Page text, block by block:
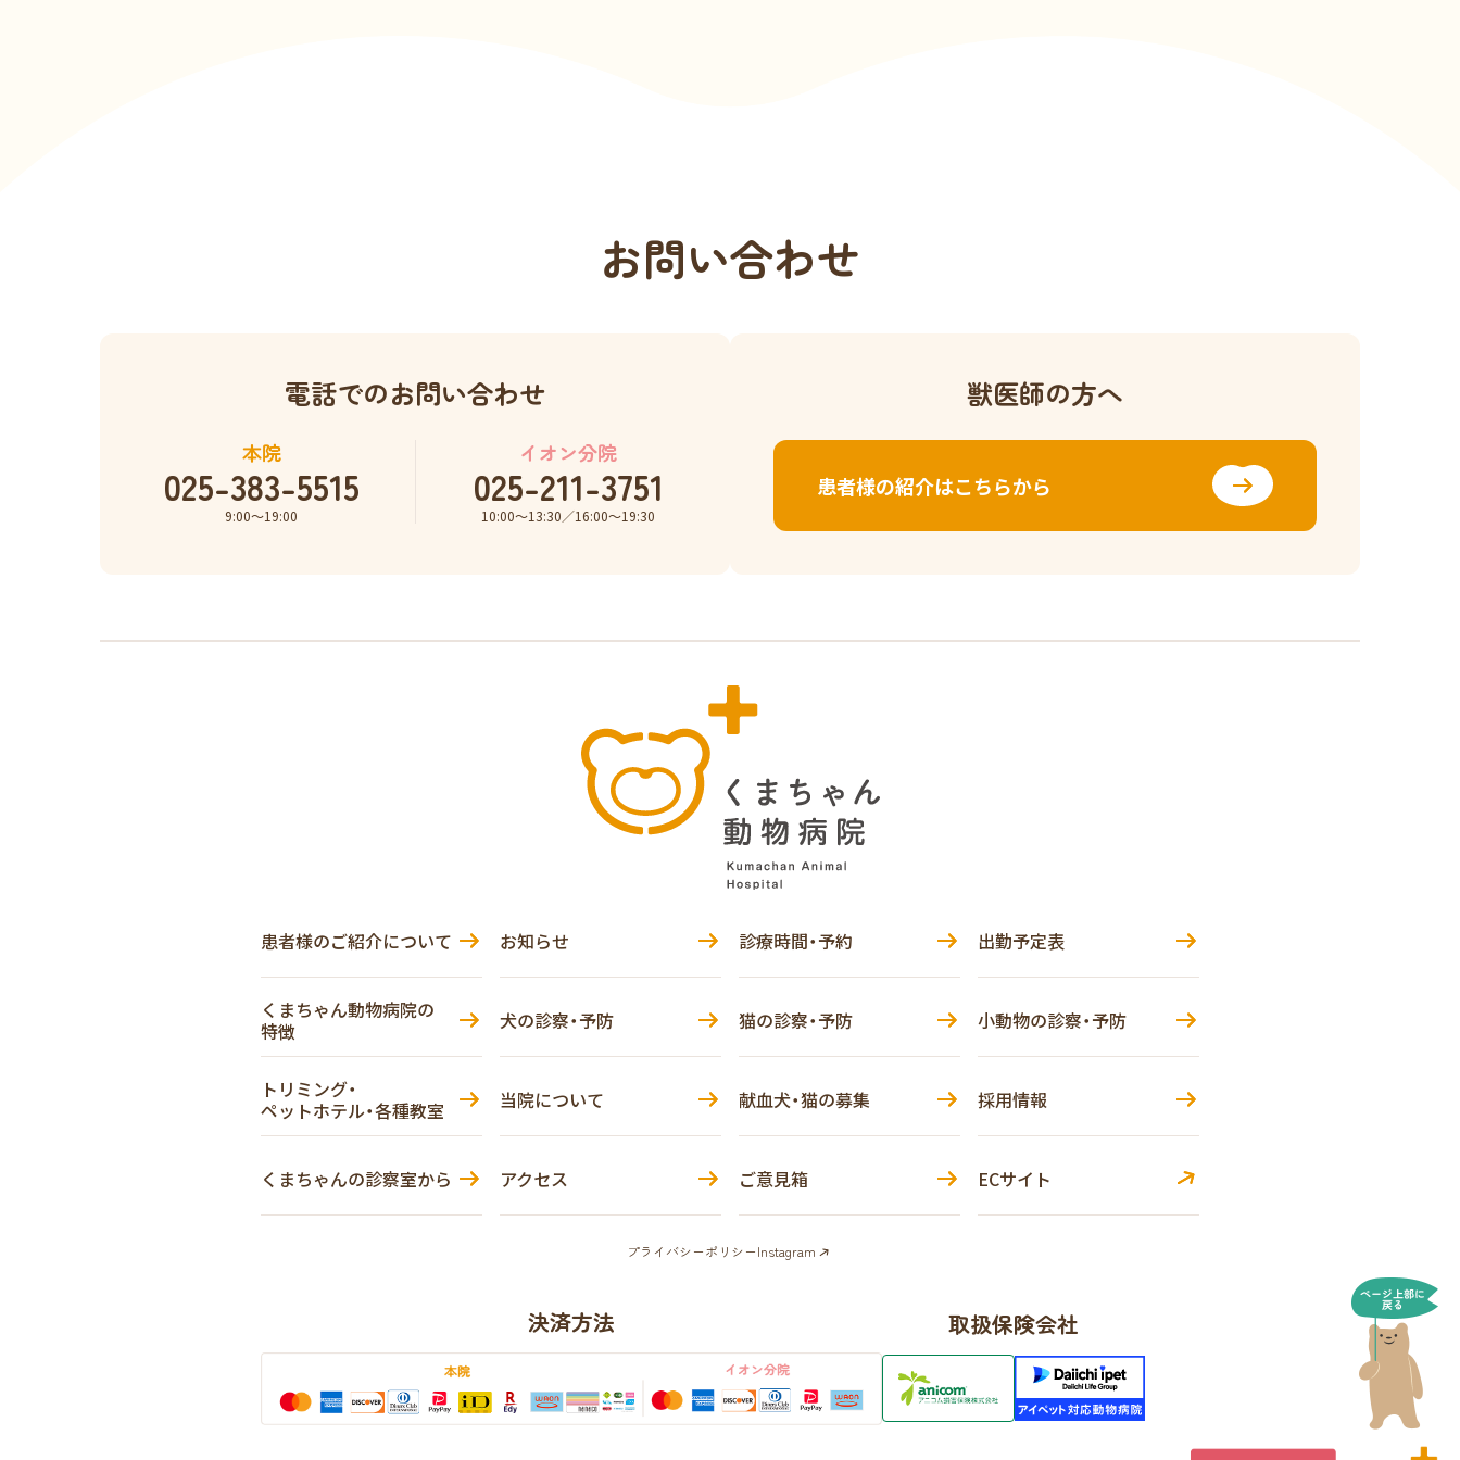
お問い合わせ
電話でのお問い合わせ
本院
025-383-5515
9:00〜19:00
イオン分院
025-211-3751
10:00〜13:30／16:00〜19:30
獣医師の方へ
患者様の紹介はこちらから
患者様のご紹介について お知らせ 診療時間・予約 出勤予定表
くまちゃん動物病院の
特徴
犬の診察・予防 猫の診察・予防 小動物の診察・予防
トリミング・
ペットホテル・各種教室
当院について 献血犬・猫の募集 採用情報
くまちゃんの診察室から アクセス ご意見箱 ECサイト
プライバシーポリシーInstagram
決済方法 取扱保険会社